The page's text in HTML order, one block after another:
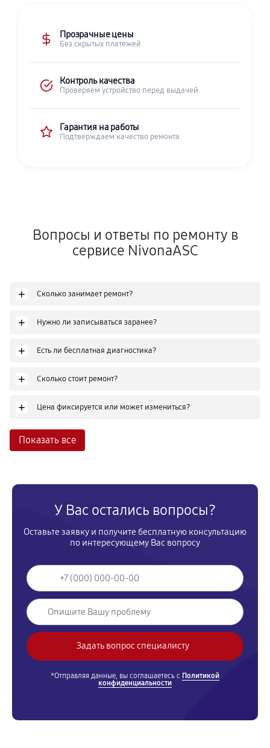
Прозрачные цены
Без скрытых платежей
Контроль качества
Проверяем устройство перед выдачей
Гарантия на работы
Подтверждаем качество ремонта
Вопросы и ответы по ремонту в
сервисе NivonaASC
+ Сколько занимает ремонт?
+ Нужно ли записываться заранее?
+ Есть ли бесплатная диагностика?
+ Сколько стоит ремонт?
+ Цена фиксируется или может измениться?
Показать все
У Вас остались вопросы?
Оставьте заявку и получите бесплатную консультацию
по интересующему Вас вопросу
*Отправляя данные, вы соглашаетесь с Политикой
конфиденциальности